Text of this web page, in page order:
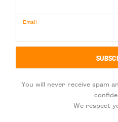
Email
You will never receive spam
We respect